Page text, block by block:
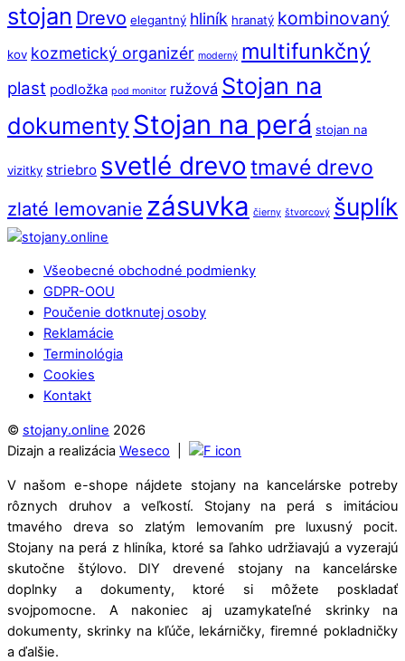
stojan Drevo elegantný hliník hranatý kombinovaný
kov kozmetický organizér moderný multifunkčný
plast podložka pod monitor ružová Stojan na
dokumenty Stojan na perá stojan na
vizitky striebro svetlé drevotmavé drevo
zlaté lemovanie zásuvka čierny štvorcový šuplík
Back
Top
Všeobecné obchodné podmienky
GDPR-OOU
Poučenie dotknutej osoby
Reklamácie
Terminológia
Cookies
Kontakt
© stojany.online 2026
Dizajn a realizácia Weseco
V našom e-shope nájdete stojany na kancelárske potreby
rôznych druhov a veľkostí. Stojany na perá s imitáciou
tmavého dreva so zlatým lemovaním pre luxusný pocit.
Stojany na perá z hliníka, ktoré sa ľahko udržiavajú a vyzerajú
skutočne štýlovo. DIY drevené stojany na kancelárske
doplnky a dokumenty, ktoré si môžete poskladať
svojpomocne. A nakoniec aj uzamykateľné skrinky na
dokumenty, skrinky na kľúče, lekárničky, firemné pokladničky
a ďalšie.